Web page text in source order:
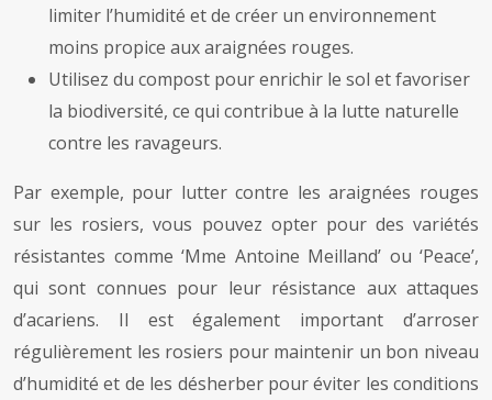
limiter l’humidité et de créer un environnement
moins propice aux araignées rouges.
Utilisez du compost pour enrichir le sol et favoriser
la biodiversité, ce qui contribue à la lutte naturelle
contre les ravageurs.
Par exemple, pour lutter contre les araignées rouges
sur les rosiers, vous pouvez opter pour des variétés
résistantes comme ‘Mme Antoine Meilland’ ou ‘Peace’,
qui sont connues pour leur résistance aux attaques
d’acariens. Il est également important d’arroser
régulièrement les rosiers pour maintenir un bon niveau
d’humidité et de les désherber pour éviter les conditions